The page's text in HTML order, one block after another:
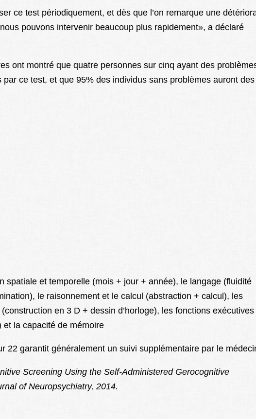
ce test périodiquement, et dès que l’on remarque une
pouvons intervenir beaucoup plus rapidement», a déclaré
ont montré que quatre personnes sur cinq ayant des
ce test, et que 95% des individus sans problèmes auront des
spatiale et temporelle (mois + jour + année), le langage (fluidité
le raisonnement et le calcul (abstraction + calcul), les
en 3 D + dessin d’horloge), les fonctions exécutives
et la capacité de mémoire
22 garantit généralement un suivi supplémentaire par le
Screening Using the Self-Administered Gerocognitive
of Neuropsychiatry, 2014.